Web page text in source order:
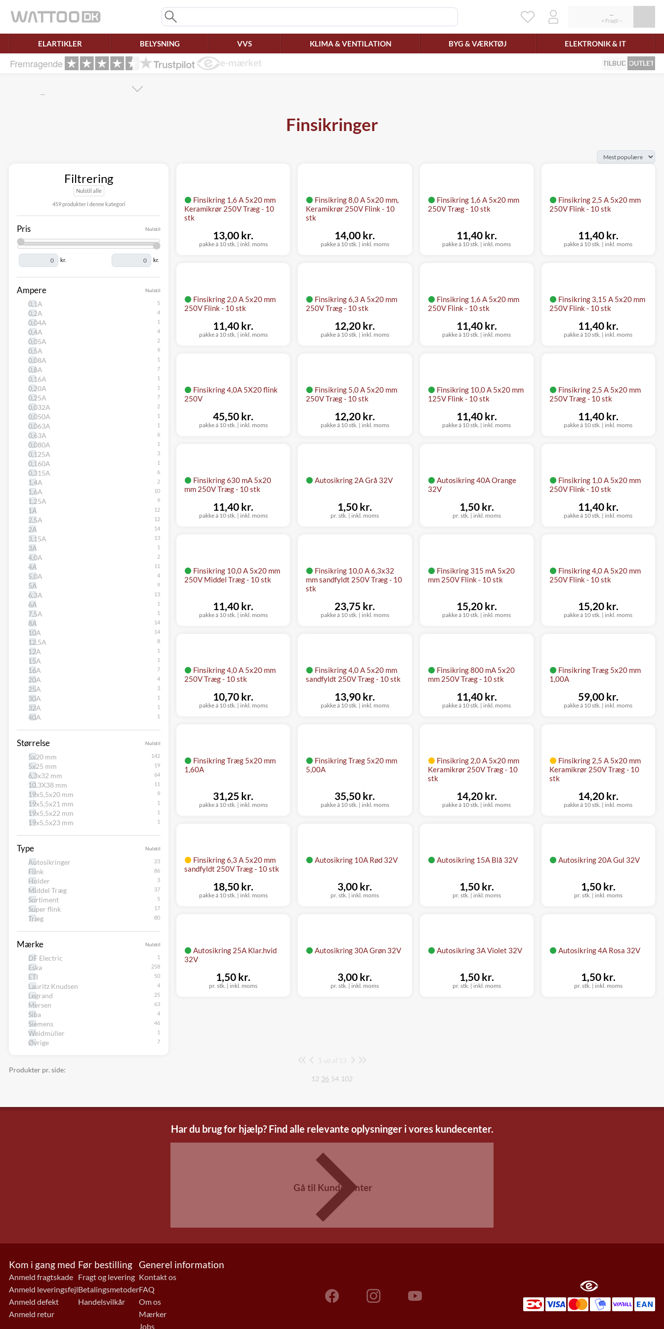
ELARTIKLER BELYSNING VVS KLIMA & VENTILATION BYG & VÆRKTØJ ELEKTRONIK & IT
Fremragende TILBUD OUTLET
…
Finsikringer
Filtrering
Nulstil alle
459 produkter i denne kategori
Nulstil
Pris
kr. kr.
Nulstil
Ampere
0,1A
0,2A
0,04A
0,4A
0,05A
0,5A
0,08A
0,8A
0,16A
0,20A
0,25A
0,032A
0,050A
0,063A
0,63A
0,080A
0,125A
0,160A
0,315A
1,4A
1,6A
1,25A
1A
2,5A
2A
3,15A
3A
4,0A
4A
5,0A
5A
6,3A
6A
7,5A
8A
10A
12,5A
12A
15A
16A
20A
25A
30A
32A
40A
Nulstil
Størrelse
5x20 mm
5x25 mm
6,3x32 mm
10,3X38 mm
19x5,5x20 mm
19x5,5x21 mm
19x5,5x22 mm
19x5,5x23 mm
Nulstil
Type
Autosikringer
Flink
Holder
Middel Træg
Sortiment
Super flink
Træg
Nulstil
Mærke
DF Electric
Eska
ETI
Lauritz Knudsen
Legrand
Mersen
Siba
Siemens
Weidmüller
Øvrige
Finsikring 1,6 A 5x20 mm
Keramikrør 250V Træg - 10
stk
pakke á 10 stk. | inkl. moms
13,00 kr.
Finsikring 8,0 A 5x20 mm,
Keramikrør 250V Flink - 10
stk
pakke á 10 stk. | inkl. moms
14,00 kr.
Finsikring 1,6 A 5x20 mm
250V Træg - 10 stk
pakke á 10 stk. | inkl. moms
11,40 kr.
Finsikring 2,5 A 5x20 mm
250V Flink - 10 stk
pakke á 10 stk. | inkl. moms
11,40 kr.
Finsikring 2,0 A 5x20 mm
250V Flink - 10 stk
pakke á 10 stk. | inkl. moms
11,40 kr.
Finsikring 6,3 A 5x20 mm
250V Træg - 10 stk
pakke á 10 stk. | inkl. moms
12,20 kr.
Finsikring 1,6 A 5x20 mm
250V Flink - 10 stk
pakke á 10 stk. | inkl. moms
11,40 kr.
Finsikring 3,15 A 5x20 mm
250V Flink - 10 stk
pakke á 10 stk. | inkl. moms
11,40 kr.
Finsikring 4,0A 5X20 flink
250V
pakke á 10 stk. | inkl. moms
45,50 kr.
Finsikring 5,0 A 5x20 mm
250V Træg - 10 stk
pakke á 10 stk. | inkl. moms
12,20 kr.
Finsikring 10,0 A 5x20 mm
125V Flink - 10 stk
pakke á 10 stk. | inkl. moms
11,40 kr.
Finsikring 2,5 A 5x20 mm
250V Træg - 10 stk
pakke á 10 stk. | inkl. moms
11,40 kr.
Finsikring 630 mA 5x20
mm 250V Træg - 10 stk
pakke á 10 stk. | inkl. moms
11,40 kr.
Autosikring 2A Grå 32V
pr. stk. | inkl. moms
1,50 kr.
Autosikring 40A Orange
32V
pr. stk. | inkl. moms
1,50 kr.
Finsikring 1,0 A 5x20 mm
250V Flink - 10 stk
pakke á 10 stk. | inkl. moms
11,40 kr.
Finsikring 10,0 A 5x20 mm
250V Middel Træg - 10 stk
pakke á 10 stk. | inkl. moms
11,40 kr.
Finsikring 10,0 A 6,3x32
mm sandfyldt 250V Træg - 10
stk
pakke á 10 stk. | inkl. moms
23,75 kr.
Finsikring 315 mA 5x20
mm 250V Flink - 10 stk
pakke á 10 stk. | inkl. moms
15,20 kr.
Finsikring 4,0 A 5x20 mm
250V Flink - 10 stk
pakke á 10 stk. | inkl. moms
15,20 kr.
Finsikring 4,0 A 5x20 mm
250V Træg - 10 stk
pakke á 10 stk. | inkl. moms
10,70 kr.
Finsikring 4,0 A 5x20 mm
sandfyldt 250V Træg - 10 stk
pakke á 10 stk. | inkl. moms
13,90 kr.
Finsikring 800 mA 5x20
mm 250V Træg - 10 stk
pakke á 10 stk. | inkl. moms
11,40 kr.
Finsikring Træg 5x20 mm
1,00A
pakke á 10 stk. | inkl. moms
59,00 kr.
Finsikring Træg 5x20 mm
1,60A
pakke á 10 stk. | inkl. moms
31,25 kr.
Finsikring Træg 5x20 mm
5,00A
pakke á 10 stk. | inkl. moms
35,50 kr.
Finsikring 2,0 A 5x20 mm
Keramikrør 250V Træg - 10
stk
pakke á 10 stk. | inkl. moms
14,20 kr.
Finsikring 2,5 A 5x20 mm
Keramikrør 250V Træg - 10
stk
pakke á 10 stk. | inkl. moms
14,20 kr.
Finsikring 6,3 A 5x20 mm
sandfyldt 250V Træg - 10 stk
pakke á 10 stk. | inkl. moms
18,50 kr.
Autosikring 10A Rød 32V
pr. stk. | inkl. moms
3,00 kr.
Autosikring 15A Blå 32V
pr. stk. | inkl. moms
1,50 kr.
Autosikring 20A Gul 32V
pr. stk. | inkl. moms
1,50 kr.
Autosikring 25A Klar.hvid
32V
pr. stk. | inkl. moms
1,50 kr.
Autosikring 30A Grøn 32V
pr. stk. | inkl. moms
3,00 kr.
Autosikring 3A Violet 32V
pr. stk. | inkl. moms
1,50 kr.
Autosikring 4A Rosa 32V
pr. stk. | inkl. moms
1,50 kr.
Side
1 ud af 13
Produkter pr. side:
12 36 54 102
Har du brug for hjælp? Find alle relevante oplysninger i vores kundecenter.
Gå til Kundecenter
Kom i gang med
Anmeld fragtskade
Anmeld leveringsfejl
Anmeld defekt
Anmeld retur
Før bestilling
Fragt og levering
Betalingsmetoder
Handelsvilkår
Generel information
Kontakt os
FAQ
Om os
Mærker
Jobs
Ret samtykke!